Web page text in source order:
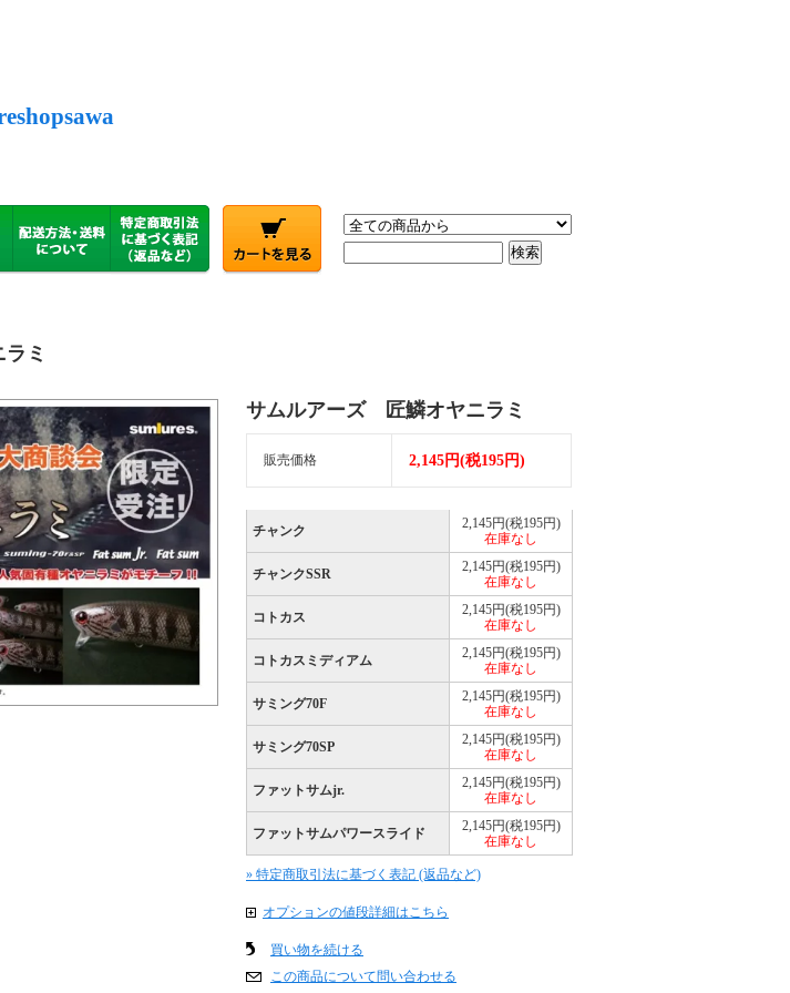
ミ
サムルアーズ 匠鱗オヤニラミ
販売価格 2,145円(税195円)
チャンク
2,145円(税195円)
在庫なし
チャンクSSR
2,145円(税195円)
在庫なし
コトカス
2,145円(税195円)
在庫なし
コトカスミディアム
2,145円(税195円)
在庫なし
サミング70F
2,145円(税195円)
在庫なし
サミング70SP
2,145円(税195円)
在庫なし
ファットサムjr.
2,145円(税195円)
在庫なし
ファットサムパワースライド
2,145円(税195円)
在庫なし
» 特定商取引法に基づく表記 (返品など)
オプションの値段詳細はこちら
買い物を続ける
この商品について問い合わせる